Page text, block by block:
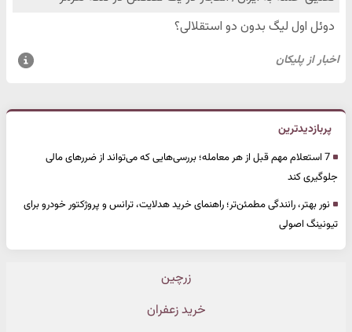
پربازدیدترین
7 استعلام مهم قبل از هر معامله؛ بررسی‌هایی که می‌تواند از ضررهای مالی
جلوگیری کند
نور بهتر، رانندگی مطمئن‌تر؛ راهنمای خرید هدلایت، ترانس و پروژکتور خودرو برای
تیونینگ اصولی
زرچین
خرید زعفران